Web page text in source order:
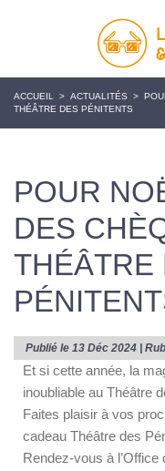
ACCUEIL > ACTUALITÉS >
THÉÂTRE DES PÉNITENTS
POUR
DES
THÉÂTRE
Publié le 13 Déc 2024 |
Et si cette année, la
inoubliable au Théâtre
Faites plaisir à vos
cadeau Théâtre des
Rendez-vous à